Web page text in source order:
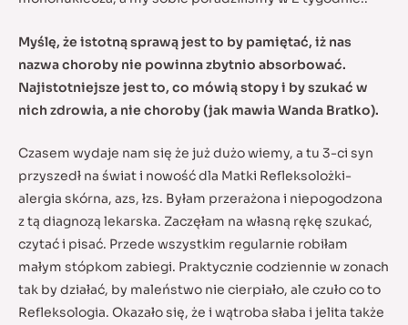
Myślę, że istotną sprawą jest to by pamiętać, iż nas
nazwa choroby nie powinna zbytnio absorbować.
Najistotniejsze jest to, co mówią stopy i by szukać w
nich zdrowia, a nie choroby (jak mawia Wanda Bratko).
Czasem wydaje nam się że już dużo wiemy, a tu 3-ci syn
przyszedł na świat i nowość dla Matki Refleksolożki-
alergia skórna, azs, łzs. Byłam przerażona i niepogodzona
z tą diagnozą lekarska. Zaczęłam na własną rękę szukać,
czytać i pisać. Przede wszystkim regularnie robiłam
małym stópkom zabiegi. Praktycznie codziennie w zonach
tak by działać, by maleństwo nie cierpiało, ale czuło co to
Refleksologia. Okazało się, że i wątroba słaba i jelita także